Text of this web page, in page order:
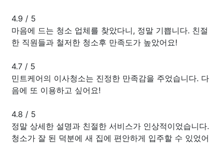
4.9 / 5
마음에 드는 청소 업체를 찾았다니, 정말 기쁩니다. 친절
한 직원들과 철저한 청소후 만족도가 높았어요!
4.7 / 5
민트케어의 이사청소는 진정한 만족감을 주었습니다. 다
음에 또 이용하고 싶어요!
4.8 / 5
정말 상세한 설명과 친절한 서비스가 인상적이었습니다.
청소가 잘 된 덕분에 새 집에 편안하게 입주할 수 있었어